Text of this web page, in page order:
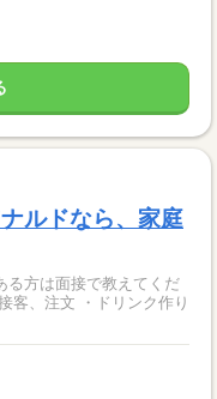
ルドなら、家庭
る方は面接で教えてくだ